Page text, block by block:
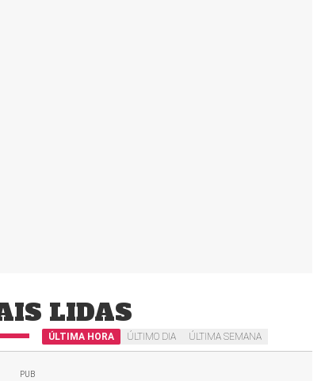
LIDAS
ÚLTIMA HORA ÚLTIMO DIA ÚLTIMA SEMANA